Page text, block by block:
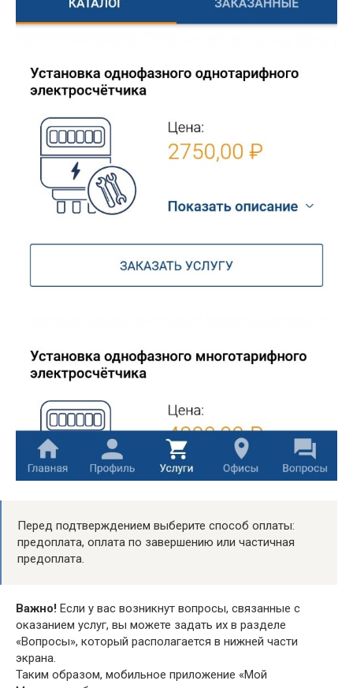
Перед подтверждением выберите способ оплаты:
предоплата, оплата по завершению или частичная
предоплата.
Важно! Если у вас возникнут вопросы, связанные с
оказанием услуг, вы можете задать их в разделе
«Вопросы», который располагается в нижней части
экрана.
Таким образом, мобильное приложение «Мой